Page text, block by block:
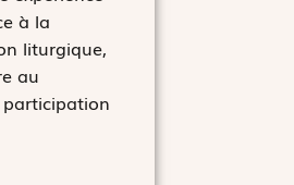
à la
liturgique,
au